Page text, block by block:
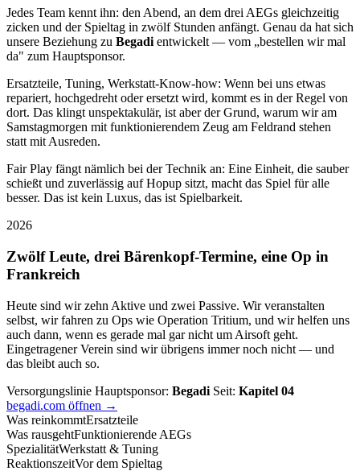
Jedes Team kennt ihn: den Abend, an dem drei AEGs gleichzeitig
zicken und der Spieltag in zwölf Stunden anfängt. Genau da hat sich
unsere Beziehung zu Begadientwickelt — vom „bestellen wir mal
da" zum Hauptsponsor.
Ersatzteile, Tuning, Werkstatt-Know-how: Wenn bei uns etwas
repariert, hochgedreht oder ersetzt wird, kommt es in der Regel von
dort. Das klingt unspektakulär, ist aber der Grund, warum wir am
Samstagmorgen mit funktionierendem Zeug am Feldrand stehen
statt mit Ausreden.
Fair Play fängt nämlich bei der Technik an: Eine Einheit, die sauber
schießt und zuverlässig auf Hopup sitzt, macht das Spiel für alle
besser. Das ist kein Luxus, das ist Spielbarkeit.
2026
Zwölf Leute, drei Bärenkopf-Termine, eine Op in
Frankreich
Heute sind wir zehn Aktive und zwei Passive. Wir veranstalten
selbst, wir fahren zu Ops wie Operation Tritium, und wir helfen uns
auch dann, wenn es gerade mal gar nicht um Airsoft geht.
Eingetragener Verein sind wir übrigens immer noch nicht — und
das bleibt auch so.
Versorgungslinie Hauptsponsor: Begadi Seit: Kapitel 04
begadi.com öffnen →
Was reinkommtErsatzteile
Was rausgehtFunktionierende AEGs
SpezialitätWerkstatt & Tuning
ReaktionszeitVor dem Spieltag